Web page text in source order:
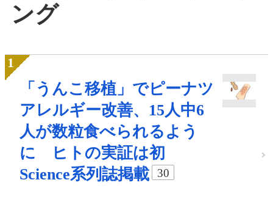
ング
「うんこ移植」でピーナツ
アレルギー改善、15人中6
人が数粒食べられるよう
に ヒトの実証は初
Science系列誌掲載
30